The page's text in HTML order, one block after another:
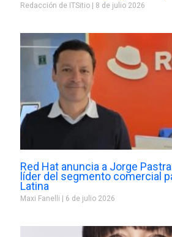
Redacción de ITSitio 8 de julio 2026
Red Hat anuncia a Jorge
líder del segmento comercial
Latina
Maxi Fanelli 6 de julio 2026